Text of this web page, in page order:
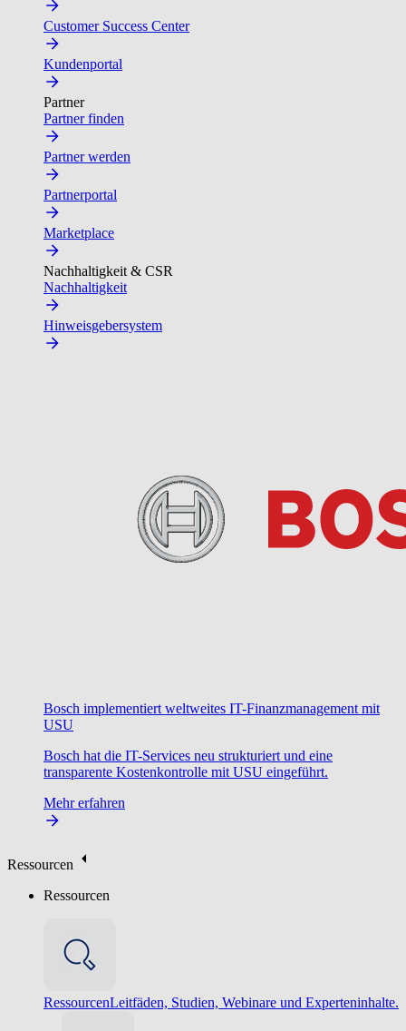
Customer Success Center
Kundenportal
Partner
Partner finden
Partner werden
Partnerportal
Marketplace
Nachhaltigkeit & CSR
Nachhaltigkeit
Hinweisgebersystem
Bosch implementiert weltweites IT-Finanzmanagement mit
USU
Bosch hat die IT-Services neu strukturiert und eine
transparente Kostenkontrolle mit USU eingeführt.
Mehr erfahren
Ressourcen
Ressourcen
RessourcenLeitfäden, Studien, Webinare und Experteninhalte.